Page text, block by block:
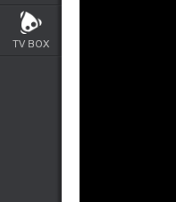
TV BOX